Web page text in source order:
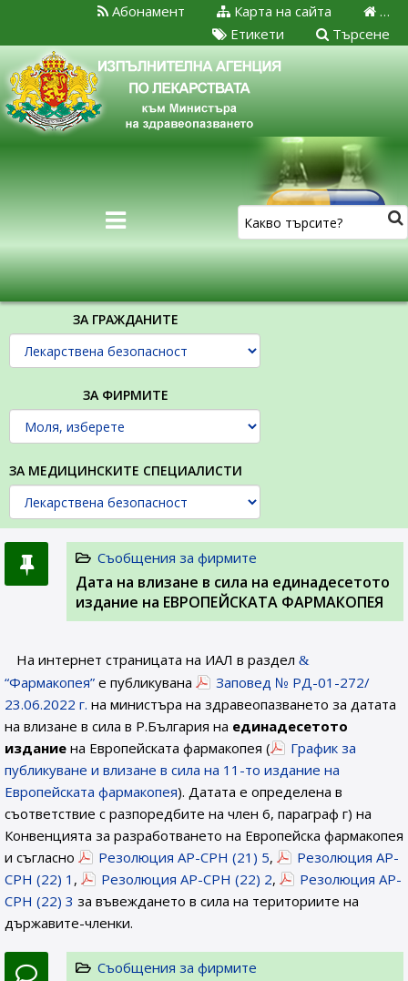
…
Карта на сайта
Абонамент
Търсене
Етикети
ЗА ГРАЖДАНИТЕ
ЗА ФИРМИТЕ
ЗА МЕДИЦИНСКИТЕ СПЕЦИАЛИСТИ
Съобщения за фирмите
Датa на влизане в сила на единадесетото
издание на ЕВРОПЕЙСКАТА ФАРМАКОПЕЯ
На интернет страницата на ИАЛ в раздел
“Фармакопея” е публикувана
Заповед № РД-01-272/
23.06.2022 г. на министъра на здравеопазването за датата
на влизане в сила в Р.България на единадесетото
издание на Европейската фармакопея (
График за
публикуване и влизане в сила на 11-то издание на
Европейската фармакопея). Датата е определена в
съответствие с разпоредбите на член 6, параграф г) на
Конвенцията за разработването на Европейска фармакопея
и съгласно
Резолюция AP-CPH (21) 5,
Резолюция AP-
CPH (22) 1 , Резолюция AP-CPH (22) 2,
Резолюция AP-
CPH (22) 3 за въвеждането в сила на териториите на
държавите-членки.
Съобщения за фирмите